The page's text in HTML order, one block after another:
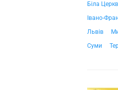
Біла
Івано-
Львів
Суми